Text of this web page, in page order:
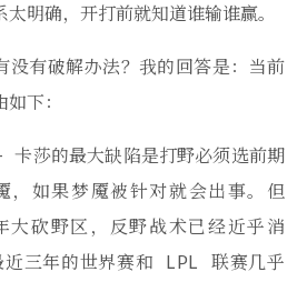
明确，开打前就知道谁输谁赢。
有破解办法？我的回答是：当前
下：
莎的最大缺陷是打野必须选前期
，如果梦魇被针对就会出事。但
砍野区，反野战术已经近乎消
近三年的世界赛和 LPL 联赛几乎